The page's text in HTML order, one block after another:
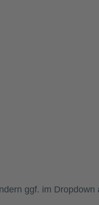
ggf. im Dropdown